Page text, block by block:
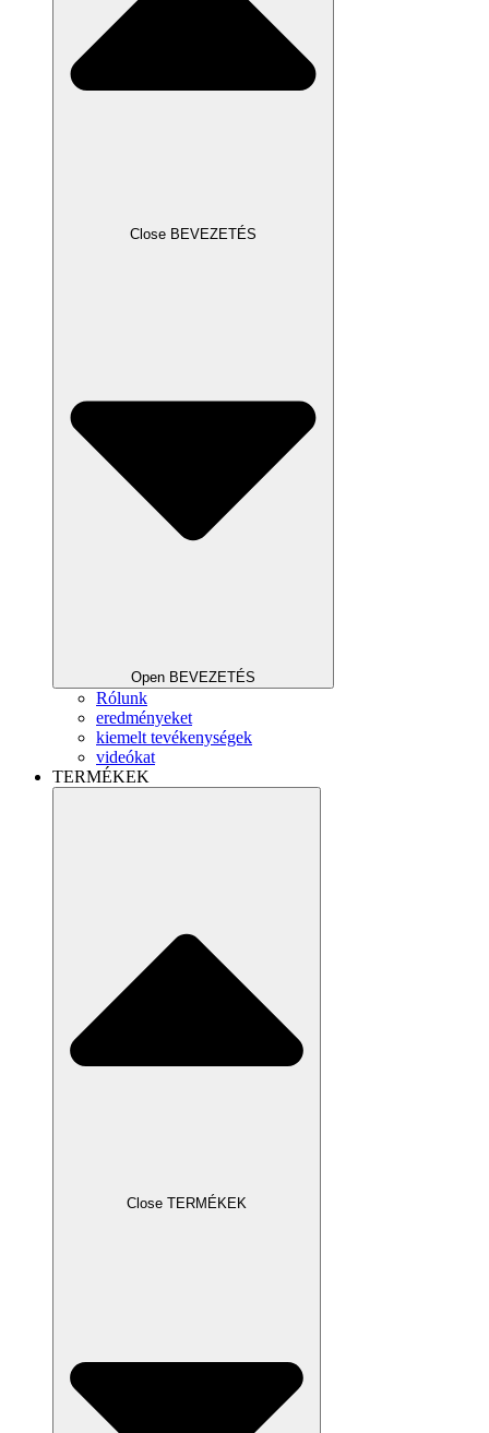
Close BEVEZETÉS
Open BEVEZETÉS
Rólunk
eredményeket
kiemelt tevékenységek
videókat
TERMÉKEK
Close TERMÉKEK